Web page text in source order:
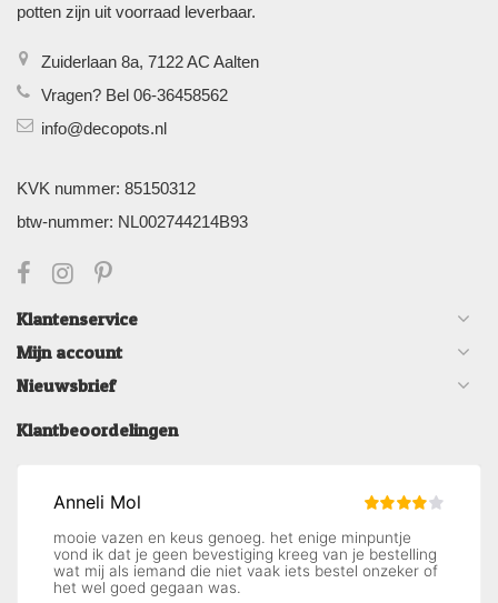
potten zijn uit voorraad leverbaar.
Zuiderlaan 8a, 7122 AC Aalten
Vragen? Bel 06-36458562
info@decopots.nl
KVK nummer: 85150312
btw-nummer: NL002744214B93
Klantenservice
Mijn account
Nieuwsbrief
Klantbeoordelingen